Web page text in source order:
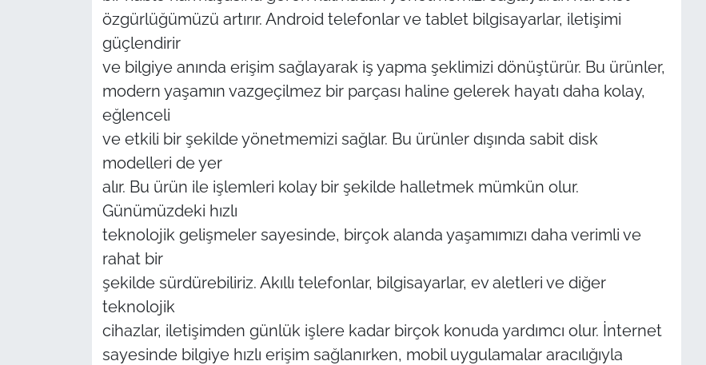
özgürlüğümüzü artırır. Android telefonlar ve tablet bilgisayarlar, iletişimi
güçlendirir
ve bilgiye anında erişim sağlayarak iş yapma şeklimizi dönüştürür. Bu ürünler,
modern yaşamın vazgeçilmez bir parçası haline gelerek hayatı daha kolay,
eğlenceli
ve etkili bir şekilde yönetmemizi sağlar. Bu ürünler dışında sabit disk
modelleri de yer
alır. Bu ürün ile işlemleri kolay bir şekilde halletmek mümkün olur.
Günümüzdeki hızlı
teknolojik gelişmeler sayesinde, birçok alanda yaşamımızı daha verimli ve
rahat bir
şekilde sürdürebiliriz. Akıllı telefonlar, bilgisayarlar, ev aletleri ve diğer
teknolojik
cihazlar, iletişimden günlük işlere kadar birçok konuda yardımcı olur. İnternet
sayesinde bilgiye hızlı erişim sağlanırken, mobil uygulamalar aracılığıyla
Bilim Teknoloji
English News
Canlı Maç
Gündem-Eğitim